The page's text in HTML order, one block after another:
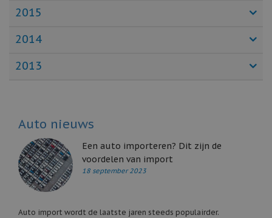
2015
2014
2013
Auto nieuws
Een auto importeren? Dit zijn de
voordelen van import
18 september 2023
Auto import wordt de laatste jaren steeds populairder.